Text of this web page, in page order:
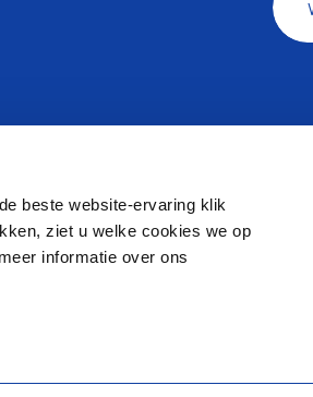
beste website-ervaring klik
ziet u welke cookies we op
informatie over ons
vinden